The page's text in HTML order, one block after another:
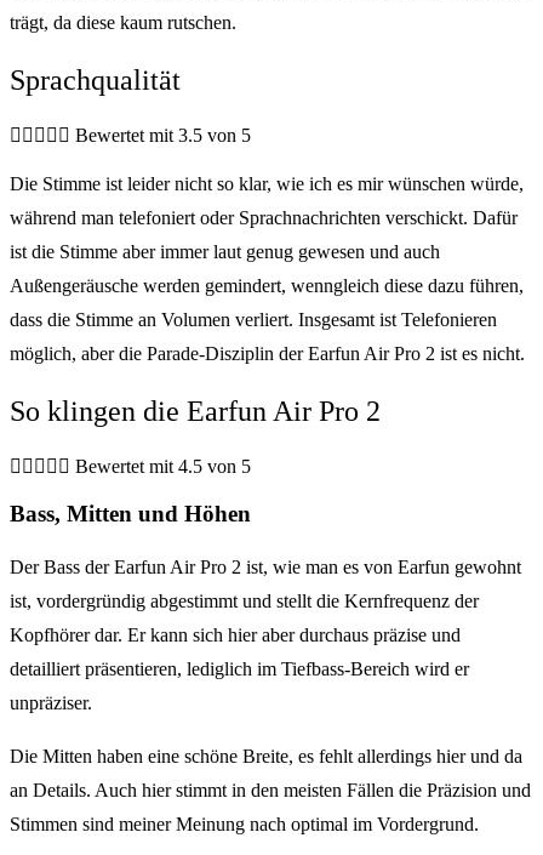
trägt, da diese kaum rutschen.
Sprachqualität
     Bewertet mit 3.5 von 5
Die Stimme ist leider nicht so klar, wie ich es mir wünschen würde,
während man telefoniert oder Sprachnachrichten verschickt. Dafür
ist die Stimme aber immer laut genug gewesen und auch
Außengeräusche werden gemindert, wenngleich diese dazu führen,
dass die Stimme an Volumen verliert. Insgesamt ist Telefonieren
möglich, aber die Parade-Disziplin der Earfun Air Pro 2 ist es nicht.
So klingen die Earfun Air Pro 2
     Bewertet mit 4.5 von 5
Bass, Mitten und Höhen
Der Bass der Earfun Air Pro 2 ist, wie man es von Earfun gewohnt
ist, vordergründig abgestimmt und stellt die Kernfrequenz der
Kopfhörer dar. Er kann sich hier aber durchaus präzise und
detailliert präsentieren, lediglich im Tiefbass-Bereich wird er
unpräziser.
Die Mitten haben eine schöne Breite, es fehlt allerdings hier und da
an Details. Auch hier stimmt in den meisten Fällen die Präzision und
Stimmen sind meiner Meinung nach optimal im Vordergrund.